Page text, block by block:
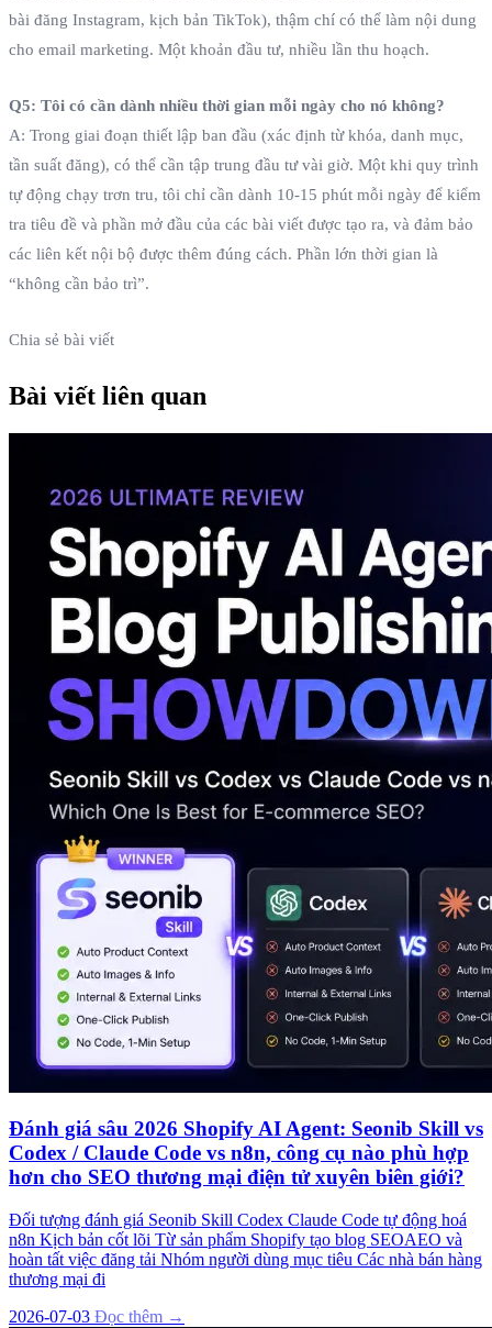
bài đăng Instagram, kịch bản TikTok), thậm chí có thể làm nội dung
cho email marketing. Một khoản đầu tư, nhiều lần thu hoạch.
Q5: Tôi có cần dành nhiều thời gian mỗi ngày cho nó không?
A: Trong giai đoạn thiết lập ban đầu (xác định từ khóa, danh mục,
tần suất đăng), có thể cần tập trung đầu tư vài giờ. Một khi quy trình
tự động chạy trơn tru, tôi chỉ cần dành 10-15 phút mỗi ngày để kiểm
tra tiêu đề và phần mở đầu của các bài viết được tạo ra, và đảm bảo
các liên kết nội bộ được thêm đúng cách. Phần lớn thời gian là
“không cần bảo trì”.
Chia sẻ bài viết
Bài viết liên quan
Đánh giá sâu 2026 Shopify AI Agent: Seonib Skill vs
Codex / Claude Code vs n8n, công cụ nào phù hợp
hơn cho SEO thương mại điện tử xuyên biên giới?
Đối tượng đánh giá Seonib Skill Codex Claude Code tự động hoá
n8n Kịch bản cốt lõi Từ sản phẩm Shopify tạo blog SEOAEO và
hoàn tất việc đăng tải Nhóm người dùng mục tiêu Các nhà bán hàng
thương mại đi
2026-07-03 Đọc thêm →